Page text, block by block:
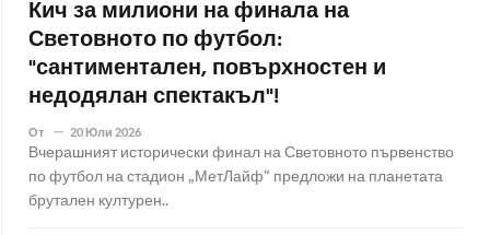
Кич за милиони на финала на
Световното по футбол:
"сантиментален, повърхностен и
недодялан спектакъл"!
От 20 Юли 2026
Вчерашният исторически финал на Световното първенство
по футбол на стадион „МетЛайф“ предложи на планетата
брутален културен..